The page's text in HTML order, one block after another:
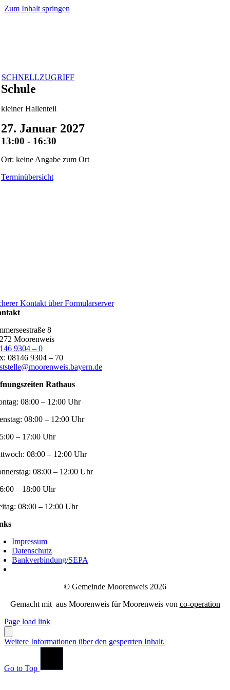
Zum Inhalt springen
SCHNELLZUGRIFF
Schule
kleiner Hallenteil
27. Januar 2027
13:00 - 16:30
Ort: keine Angabe zum Ort
Terminübersicht
Kontakt über Formularserver
8
Moorenweis
9304 – 0
08146 9304 – 70
Rathaus
08:00 – 12:00 Uhr
08:00 – 12:00 Uhr
– 17:00 Uhr
08:00 – 12:00 Uhr
08:00 – 12:00 Uhr
– 18:00 Uhr
08:00 – 12:00 Uhr
Impressum
Datenschutz
Bankverbindung/SEPA
© Gemeinde Moorenweis 2026
Gemacht mit aus Moorenweis für Moorenweis von co-operation
Page load link
Weitere Informationen über den gesperrten Inhalt.
Go to Top